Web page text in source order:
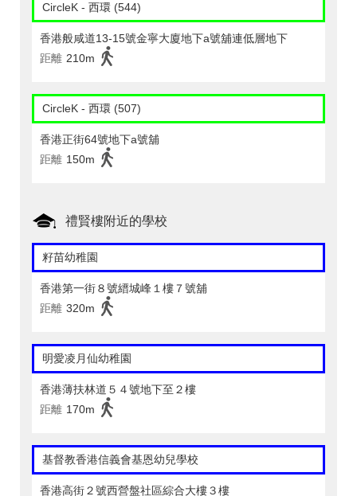
CircleK - 西環 (544)
香港般咸道13-15號金寧大廈地下a號舖連低層地下
距離 210m
CircleK - 西環 (507)
香港正街64號地下a號舖
距離 150m
禮賢樓附近的學校
籽苗幼稚園
香港第一街８號縉城峰１樓７號舖
距離 320m
明愛凌月仙幼稚園
香港薄扶林道５４號地下至２樓
距離 170m
基督教香港信義會基恩幼兒學校
香港高街２號西營盤社區綜合大樓３樓